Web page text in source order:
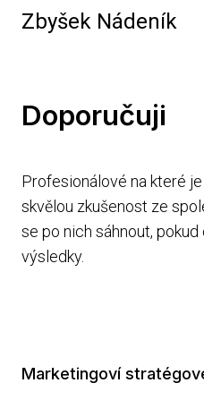
Zbyšek Nádeník
Doporučuji
Profesionálové na které
skvělou zkušenost ze
se po nich sáhnout,
výsledky.
Marketingoví